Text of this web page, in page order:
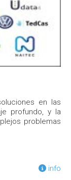
en las
profundo, y la
problemas
info